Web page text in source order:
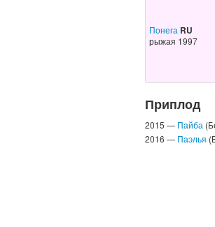
Понега RU
рыжая 1997
Приплод
2015 — Пайба
2016 — Паэлья